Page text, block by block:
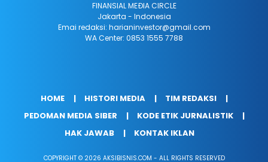
FINANSIAL MEÐIA CIRCLE
Jakarta - Indonesia
Emai redaksi: harianinvestor@gmail.com
WA Center: 0853 1555 7788
HOME HISTORI MEDIA
TIM REDAKSI
PEDOMAN MEDIA SIBER
KODE ETIK JURNALISTIK
HAK JAWAB
KONTAK IKLAN
COPYRIGHT © 2026 AKSIBISNIS.COM - ALL RIGHTS RESERVED